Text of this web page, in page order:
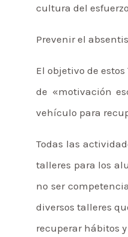
cultura del
Prevenir el
El objetivo de
de «motivación
vehículo para
Todas las
talleres para los
no ser
diversos talleres
recuperar hábitos